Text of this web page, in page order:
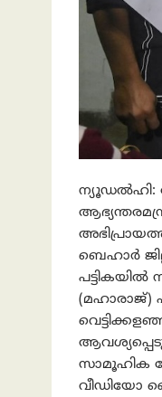
ന്യൂഡൽഹി:
ബെഹാർ
(മഹാരാജ്)
സാമൂഹിക
വീഡിയോ